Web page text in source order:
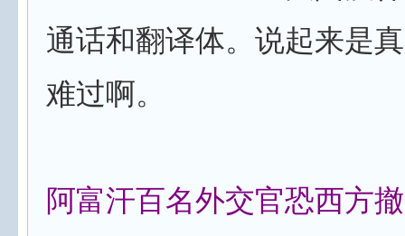
通话和翻译体。说起来是真
难过啊。
阿富汗百名外交官恐西方